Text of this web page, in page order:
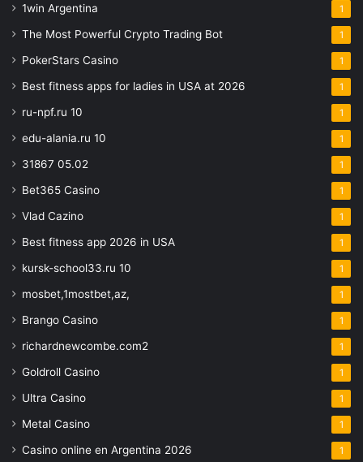
1win Argentina 1
The Most Powerful Crypto Trading Bot 1
PokerStars Casino 1
Best fitness apps for ladies in USA at 2026 1
ru-npf.ru 10 1
edu-alania.ru 10 1
31867 05.02 1
Bet365 Casino 1
Vlad Cazino 1
Best fitness app 2026 in USA 1
kursk-school33.ru 10 1
mosbet,1mostbet,az, 1
Brango Casino 1
richardnewcombe.com2 1
Goldroll Casino 1
Ultra Casino 1
Metal Casino 1
Casino online en Argentina 2026 1